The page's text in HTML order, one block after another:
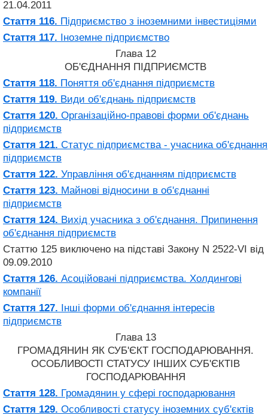
21.04.2011
Стаття 116. Підприємство з іноземними інвестиціями
Стаття 117. Іноземне підприємство
Глава 12
ОБ'ЄДНАННЯ ПІДПРИЄМСТВ
Стаття 118. Поняття об'єднання підприємств
Стаття 119. Види об'єднань підприємств
Стаття 120. Організаційно-правові форми об'єднань
підприємств
Стаття 121. Статус підприємства - учасника об'єднання
підприємств
Стаття 122. Управління об'єднанням підприємств
Стаття 123. Майнові відносини в об'єднанні
підприємств
Стаття 124. Вихід учасника з об'єднання. Припинення
об'єднання підприємств
Статтю 125 виключено на підставі Закону N 2522-VI від
09.09.2010
Стаття 126. Асоційовані підприємства. Холдингові
компанії
Стаття 127. Інші форми об'єднання інтересів
підприємств
Глава 13
ГРОМАДЯНИН ЯК СУБ'ЄКТ ГОСПОДАРЮВАННЯ.
ОСОБЛИВОСТІ СТАТУСУ ІНШИХ СУБ'ЄКТІВ
ГОСПОДАРЮВАННЯ
Стаття 128. Громадянин у сфері господарювання
Стаття 129. Особливості статусу іноземних суб'єктів